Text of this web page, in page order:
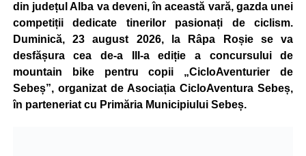
din județul Alba va deveni, în această vară, gazda unei
competiții dedicate tinerilor pasionați de ciclism.
Duminică, 23 august 2026, la Râpa Roșie se va
desfășura cea de-a III-a ediție a concursului de
mountain bike pentru copii „CicloAventurier de
Sebeș”, organizat de Asociația CicloAventura Sebeș,
în parteneriat cu Primăria Municipiului Sebeș.